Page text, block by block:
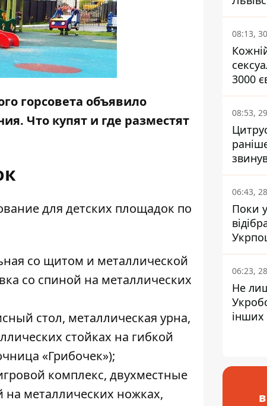
горсовета объявило
Что купят и где разместят
для детских площадок по
со щитом и металлической
со спиной на металлических
стол, металлическая урна,
стойках на гибкой
«Грибочек»);
комплекс, двухместные
на металлических ножках,
освіти
08:13,
3000
гроші
08:53,
06:43,
Поки
06:23,
Не